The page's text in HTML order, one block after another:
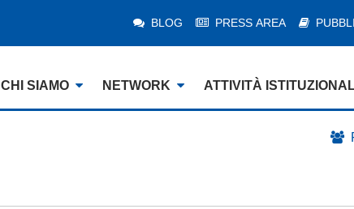
BLOG PRESS AREA
CHI SIAMO NETWORK ATTIVITÀ